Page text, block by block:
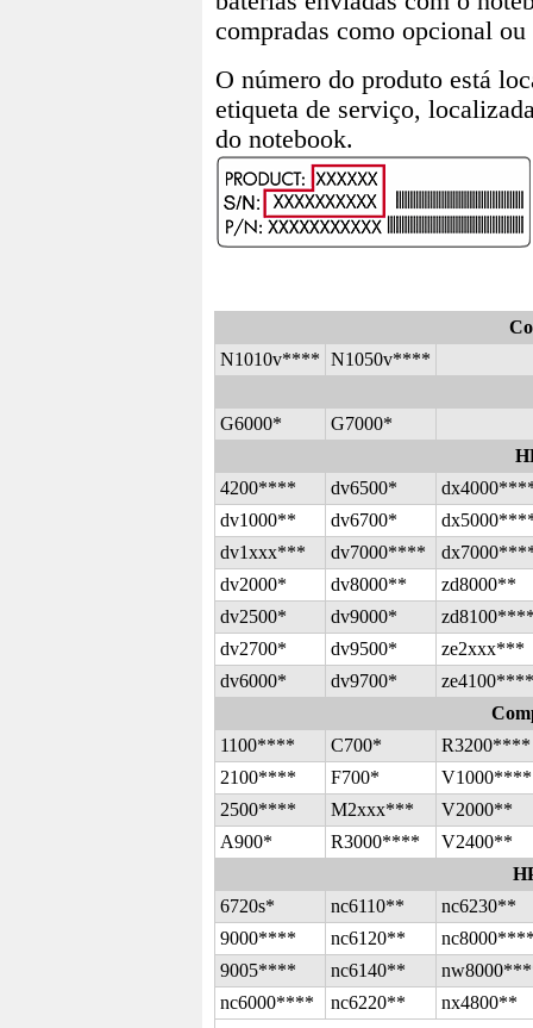
compradas como opcional ou
O número do produto está
etiqueta de serviço,
do notebook.
N1010v**** N1050v****
G6000*
G7000*
4200****
dv6500*
dv1000**
dv6700*
dv1xxx***
dv7000****
dv2000*
dv8000**
zd8000**
dv2500*
dv9000*
dv2700*
dv9500*
ze2xxx***
dv6000*
dv9700*
ze4100****
1100****
C700*
R3200****
2100****
F700*
V1000****
2500****
M2xxx***
V2000**
A900*
R3000****
V2400**
6720s*
nc6110**
nc6230**
9000****
nc6120**
9005****
nc6140**
nc6000****
nc6220** nx4800**